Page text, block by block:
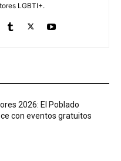
LGBTI+.
2026: El Poblado
con eventos gratuitos